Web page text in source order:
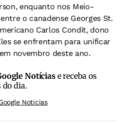
enquanto nos Meio-
o canadense Georges St.
Carlos Condit, dono
se enfrentam para unificar
novembro deste ano.
Notíciase receba os
do dia.
Noticias